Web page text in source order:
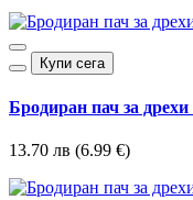
Купи сега
Бродиран пач за
13.70 лв (6.99 €)